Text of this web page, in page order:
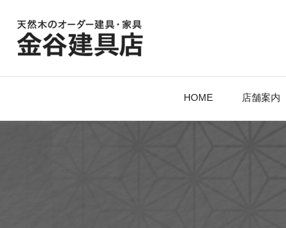
HOME 店舗案内